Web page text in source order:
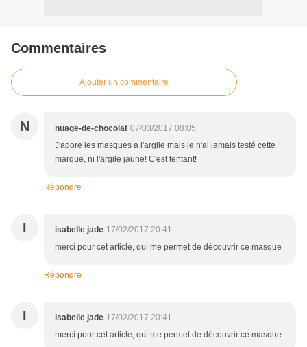
Commentaires
Ajouter un commentaire
N nuage-de-chocolat 07/03/2017 08:05
J'adore les masques a l'argile mais je n'ai jamais testé cette
marque, ni l'argile jaune! C'est tentant!
Répondre
I isabelle jade 17/02/2017 20:41
merci pour cet article, qui me permet de découvrir ce masque
Répondre
I isabelle jade 17/02/2017 20:41
merci pour cet article, qui me permet de découvrir ce masque